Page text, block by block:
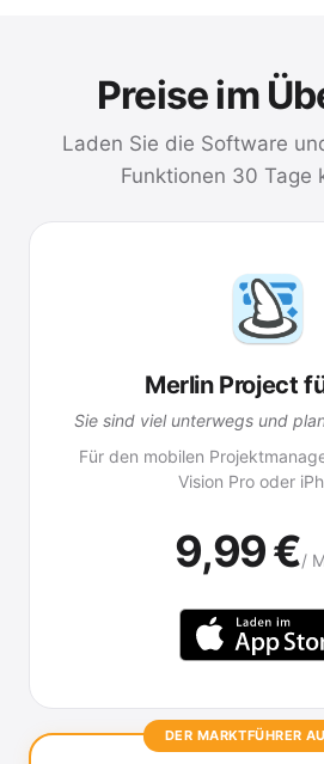
Preise im
Laden Sie die Software
Funktionen 30 Tage
Merlin Project
Sie sind viel unterwegs und
Für den mobilen
Vision Pro oder
9,99 €/
DER MARKTFÜHRER